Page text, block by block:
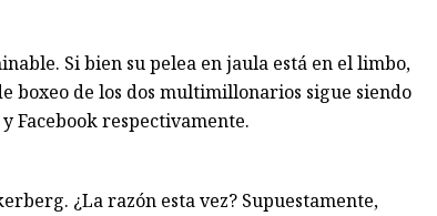
Si bien su pelea en jaula está en el limbo,
boxeo de los dos multimillonarios sigue siendo
Facebook respectivamente.
¿La razón esta vez? Supuestamente,